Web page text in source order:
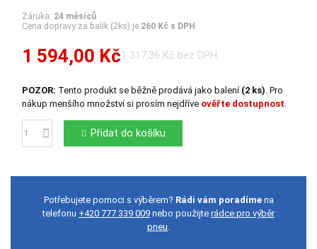
Záruka: 24 měsíců
Cena dopravy za balík (2ks) je 260 Kč s DPH
1 594,00 Kč1 317,36 Kč bez DPH
POZOR: Tento produkt se běžně prodává jako balení (2 ks) . Pro
nákup menšího množství si prosím nejdříve ověřte dostupnost
Počet Přidat do košíku
Potřebujete pomoci s výběrem? Rádi vám poradímena
telefonu +420 777 339 009 nebo použijte rádce pro výběr
pneu.